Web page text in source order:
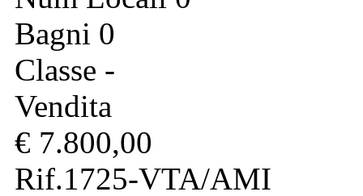
Bagni 0
Classe -
Vendita
€ 7.800,00
Rif.1725-VTA/AMI